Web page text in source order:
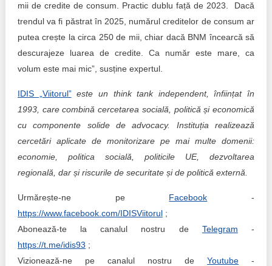
mii de credite de consum. Practic dublu față de 2023. Dacă
trendul va fi păstrat în 2025, numărul creditelor de consum ar
putea crește la circa 250 de mii, chiar dacă BNM încearcă să
descurajeze luarea de credite. Ca număr este mare, ca
volum este mai mic”, susține expertul.
IDIS „Viitorul” este un think tank independent, înființat în
1993, care combină cercetarea socială, politică și economică
cu componente solide de advocacy. Instituția realizează
cercetări aplicate de monitorizare pe mai multe domenii:
economie, politica socială, politicile UE, dezvoltarea
regională, dar și riscurile de securitate și de politică externă.
Urmărește-ne pe Facebook -
https://www.facebook.com/IDISViitorul;
Abonează-te la canalul nostru de Telegram -
https://t.me/idis93 ;
Vizionează-ne pe canalul nostru deYoutube -